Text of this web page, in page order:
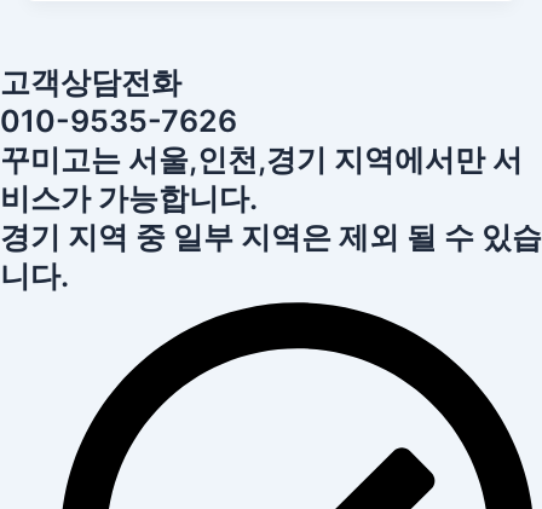
고객상담전화
010-9535-7626
꾸미고는 서울,인천,경기 지역에서만 서
비스가 가능합니다.
경기 지역 중 일부 지역은 제외 될 수 있습
니다.